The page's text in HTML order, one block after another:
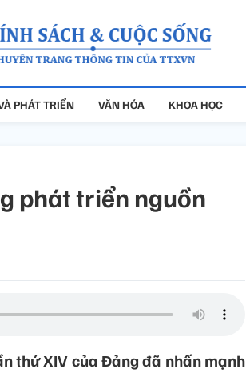
PHÁT TRIỂN VĂN HÓA KHOA HỌC
phát triển nguồn
thứ XIV của Đảng đã nhấn mạnh